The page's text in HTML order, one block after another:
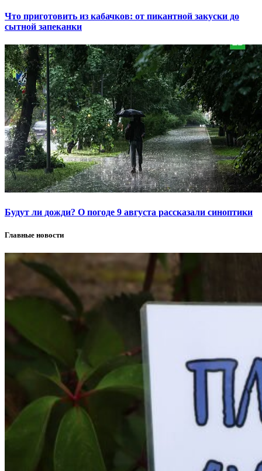
Что приготовить из кабачков: от пикантной закуски до
сытной запеканки
Будут ли дожди? О погоде 9 августа рассказали синоптики
Главные новости